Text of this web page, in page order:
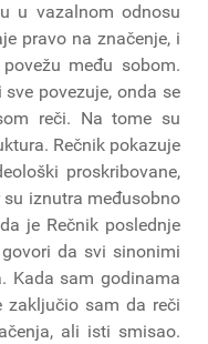
u vazalnom odnosu
pravo na značenje, i
među sobom.
povezuje, onda se
reči. Na tome su
Rečnik pokazuje
proskribovane,
iznutra međusobno
je Rečnik poslednje
da svi sinonimi
Kada sam godinama
zaključio sam da reči
ali isti smisao.